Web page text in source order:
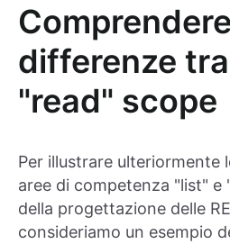
differenze
"read" scope
Per illustrare ulteriormente
aree di competenza "list" e
della progettazione delle
consideriamo un esempio